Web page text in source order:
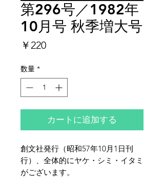
第296号／1982年
10月号 秋季増大号
￥220価
数量 *
カートに追加する
創文社発行（昭和57年10月1日刊
行）、全体的にヤケ・シミ・イタミ
がございます。